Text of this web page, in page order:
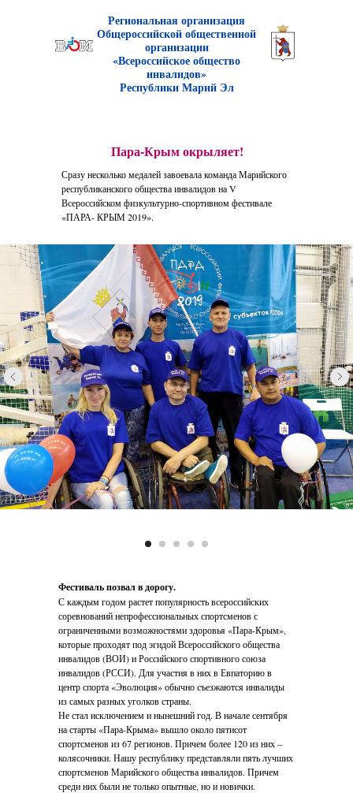
Региональная организация
Общероссийской общественной
организации
«Всероссийское общество
инвалидов»
Республики Марий Эл
Пара-Крым окрыляет!
Сразу несколько медалей завоевала команда Марийского
республиканского общества инвалидов на V
Всероссийском физкультурно-спортивном фестивале
«ПАРА- КРЫМ 2019».
Фестиваль позвал в дорогу.
С каждым годом растет популярность всероссийских
соревнований непрофессиональных спортсменов с
ограниченными возможностями здоровья «Пара-Крым»,
которые проходят под эгидой Всероссийского общества
инвалидов (ВОИ) и Российского спортивного союза
инвалидов (РССИ). Для участия в них в Евпаторию в
центр спорта «Эволюция» обычно съезжаются инвалиды
из самых разных уголков страны.
Не стал исключением и нынешний год. В начале сентября
на старты «Пара-Крыма» вышло около пятисот
спортсменов из 67 регионов. Причем более 120 из них –
колясочники. Нашу республику представляли пять лучших
спортсменов Марийского общества инвалидов. Причем
среди них были не только опытные, но и новички.